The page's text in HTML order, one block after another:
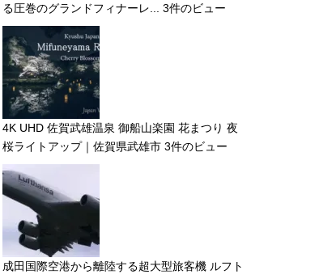
る圧巻のグランドフィナーレ...
3件のビュー
4K UHD 佐賀武雄温泉 御船山楽園 花まつり 夜
桜ライトアップ｜佐賀県武雄市 3件のビュー
成田国際空港から離陸する超大型旅客機 ルフト